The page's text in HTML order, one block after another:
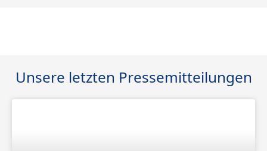
Unsere letzten Pressemitteilungen